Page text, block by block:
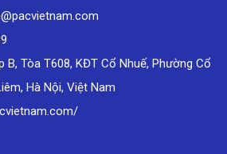
B, Tòa T608, KĐT Cổ Nhuế, Phường Cổ
Hà Nội, Việt Nam